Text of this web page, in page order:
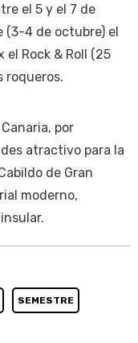
el 5 y el 7 de
(3-4 de octubre) el
el Rock & Roll (25
roqueros.
por
atractivo para la
de Gran
moderno,
SEMESTRE